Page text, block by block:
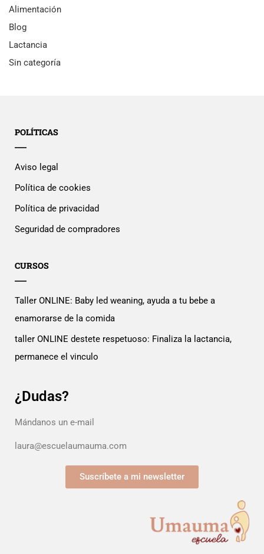
Alimentación
Blog
Lactancia
Sin categoría
POLÍTICAS
Aviso legal
Política de cookies
Política de privacidad
Seguridad de compradores
CURSOS
Taller ONLINE: Baby led weaning, ayuda a tu bebe a
enamorarse de la comida
taller ONLINE destete respetuoso: Finaliza la lactancia,
permanece el vinculo
¿Dudas?
Mándanos un e-mail
laura@escuelaumauma.com
Suscríbete a mi newsletter